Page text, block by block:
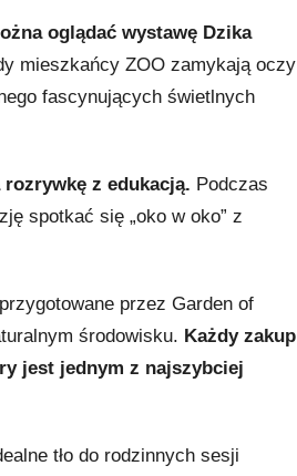
oglądać wystawę Dzika
mieszkańcy ZOO zamykają oczy
fascynujących świetlnych
rozrywkę z edukacją. Podczas
spotkać się „oko w oko” z
przez Garden of
środowisku. Każdy zakup
jest jednym z najszybciej
tło do rodzinnych sesji